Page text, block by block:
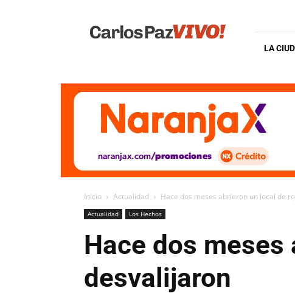
Vivo
LA
Inicio Actualidad Hace dos meses abrieron un local de
Actualidad Los Hechos
Hace dos
desvalijaron